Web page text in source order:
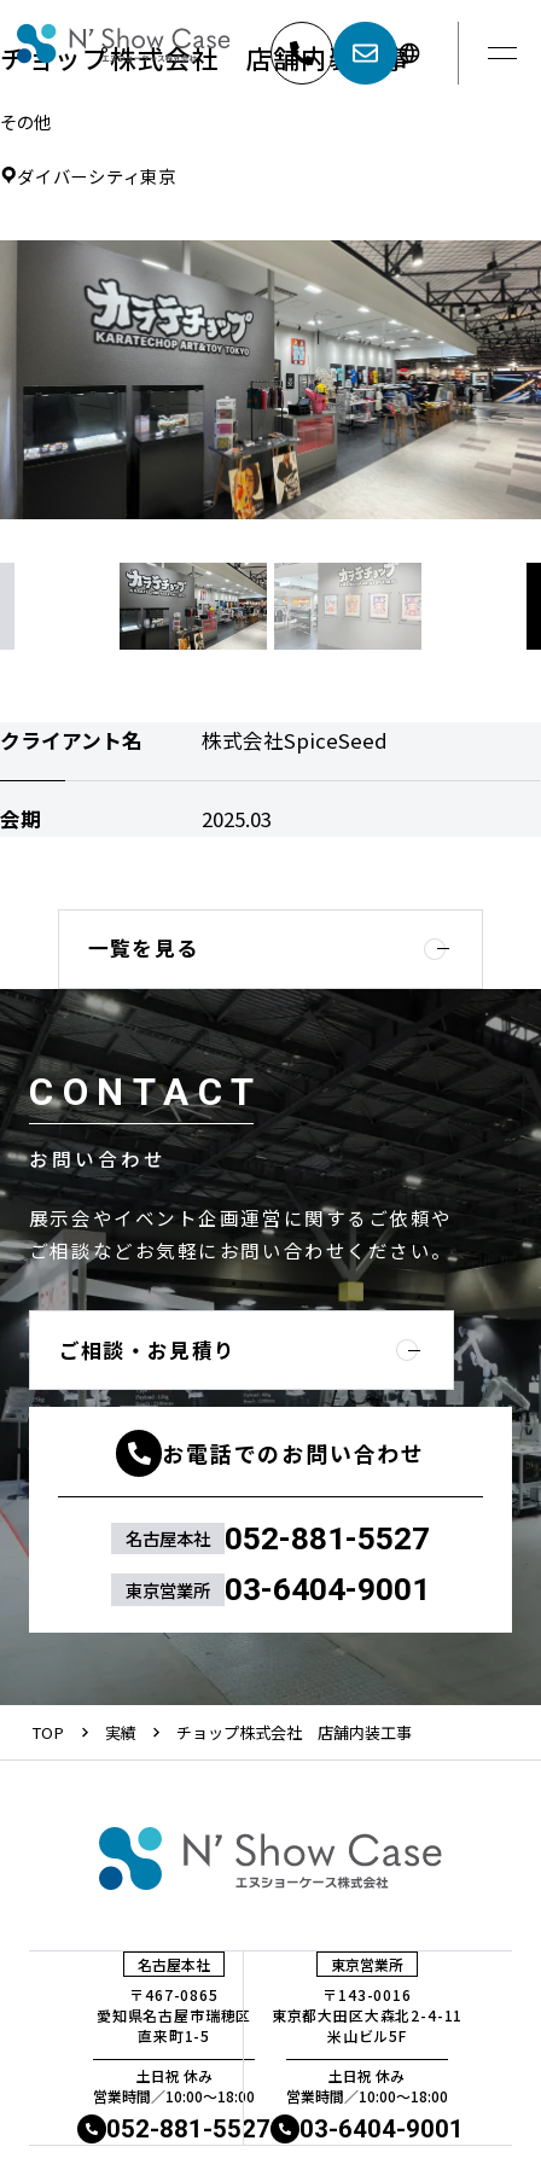
チョップ株式会社 店舗内装工事
その他
ダイバーシティ東京
クライアント名 株式会社SpiceSeed
会期 2025.03
一覧を見る
CONTACT
お問い合わせ
展示会やイベント企画運営に関するご依頼や
ご相談などお気軽にお問い合わせください。
ご相談・お見積り
お電話でのお問い合わせ
名古屋本社 052-881-5527
東京営業所 03-6404-9001
TOP 実績 チョップ株式会社 店舗内装工事
名古屋本社
〒467-0865
愛知県名古屋市瑞穂区
直来町1-5
土日祝 休み
営業時間／10:00〜18:00
052-881-5527
東京営業所
〒143-0016
東京都大田区大森北2-4-11
米山ビル5F
土日祝 休み
営業時間／10:00〜18:00
03-6404-9001